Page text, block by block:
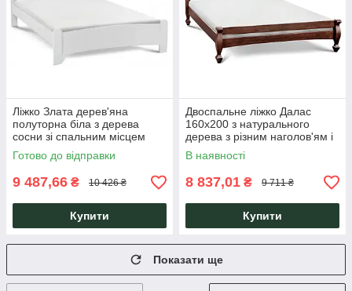
Ліжко Злата дерев'яна
полуторна біла з дерева
сосни зі спальним місцем
140х200 Артеміда Мікс
Мебель
Готово до відправки
9 487,66 ₴ 10 426 ₴
Купити
Двоспальне ліжко Далас
160х200 з натурального
дерева з різним наголов'ям і
ортопедичними ламелями
Мікс Мебель
В наявності
8 837,01 ₴ 9 711 ₴
Купити
Показати ще